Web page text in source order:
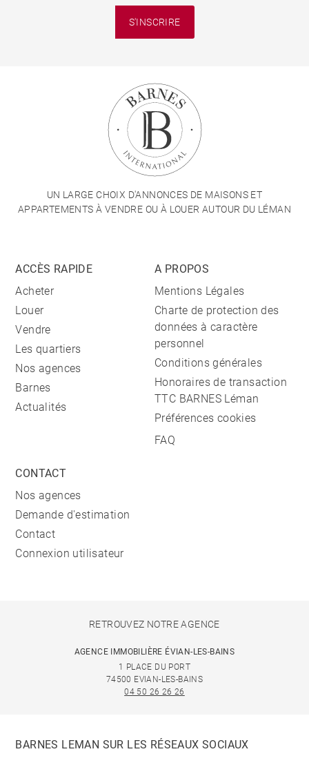
S'INSCRIRE
UN LARGE CHOIX D'ANNONCES DE MAISONS ET
APPARTEMENTS À VENDRE OU À LOUER AUTOUR DU LÉMAN
ACCÈS RAPIDE
Acheter
Louer
Vendre
Les quartiers
Nos agences
Barnes
Actualités
A PROPOS
Mentions Légales
Charte de protection des
données à caractère
personnel
Conditions générales
Honoraires de transaction
TTC BARNES Léman
Préférences cookies
FAQ
CONTACT
Nos agences
Demande d'estimation
Contact
Connexion utilisateur
RETROUVEZ NOTRE AGENCE
AGENCE IMMOBILIÈRE ÉVIAN-LES-BAINS
1 PLACE DU PORT
74500 EVIAN-LES-BAINS
04 50 26 26 26
BARNES LEMAN SUR LES RÉSEAUX SOCIAUX